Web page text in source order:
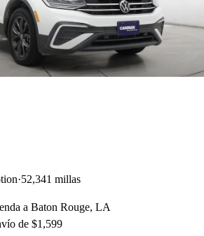
52,341 millas
a Baton Rouge, LA
de $1,599